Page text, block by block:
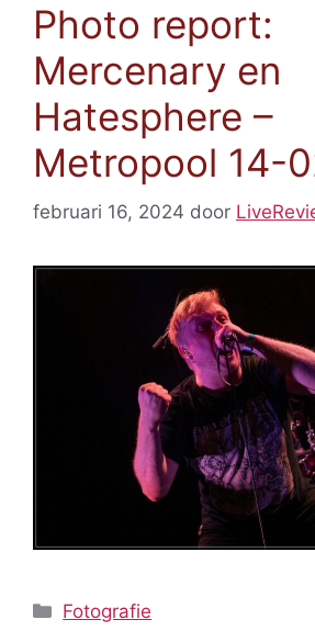
Photo report:
Mercenary en
Hatesphere –
Metropool 14-
februari 16, 2024 door
Categorieën
Fotografie